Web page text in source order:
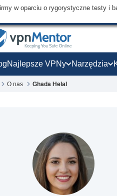
w oparciu o rygorystyczne testy i
Najlepsze VPNy Narzędzia
O nas Ghada Helal